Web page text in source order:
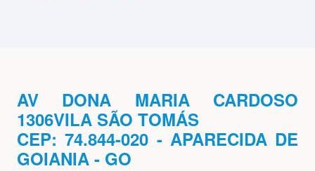
AV DONA MARIA CARDOSO
1306VILA SÃO TOMÁS
CEP: 74.844-020 - APARECIDA DE
GOIANIA - GO